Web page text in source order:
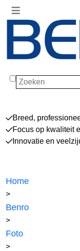
Zoeken
Breed,
Focus op kwaliteit
Innovatie en
Home
>
Benro
>
Foto
>